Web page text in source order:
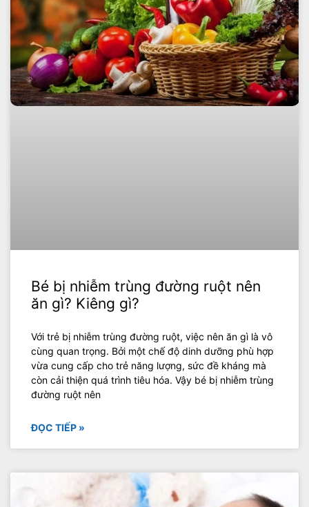
Bé bị nhiễm trùng đường ruột nên
ăn gì? Kiêng gì?
Với trẻ bị nhiễm trùng đường ruột, việc nên ăn gì là vô
cùng quan trọng. Bởi một chế độ dinh dưỡng phù hợp
vừa cung cấp cho trẻ năng lượng, sức đề kháng mà
còn cải thiện quá trình tiêu hóa. Vậy bé bị nhiễm trùng
đường ruột nên
ĐỌC TIẾP »